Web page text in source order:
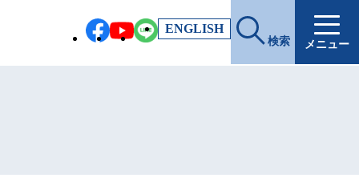
ENGLISH
検索 メニュー